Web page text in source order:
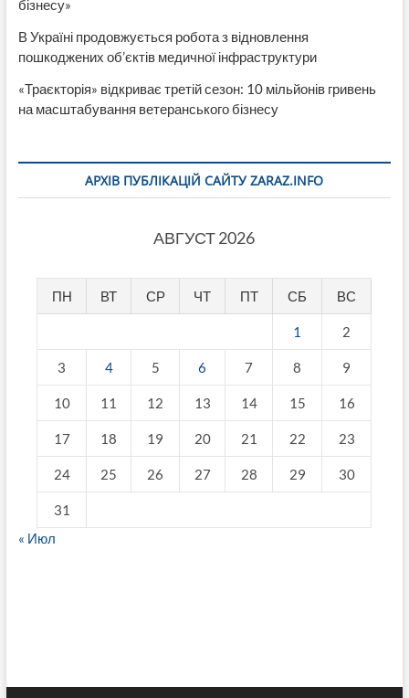
бізнесу»
В Україні продовжується робота з відновлення
пошкоджених об’єктів медичної інфраструктури
«Траєкторія» відкриває третій сезон: 10 мільйонів гривень
на масштабування ветеранського бізнесу
АРХІВ ПУБЛІКАЦІЙ САЙТУ ZARAZ.INFO
АВГУСТ 2026
ПН ВТ СР ЧТ ПТ СБ ВС
1 2
3 4 5 6 7 8 9
10 11 12 13 14 15 16
17 18 19 20 21 22 23
24 25 26 27 28 29 30
31
« Июл